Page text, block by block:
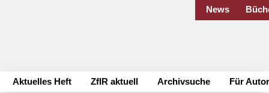
News
Aktuelles Heft ZfIR aktuell Archivsuche Für